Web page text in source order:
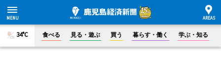
34°C 食べる 見る・遊ぶ 買う 暮らす・働く 学ぶ・知る